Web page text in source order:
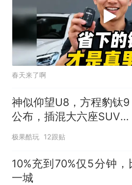
春天来了啊
神似仰望U8，方程豹钛9
公布，插混大六座SUV比
亚迪
极果酷玩 12跟贴
10%充到70%仅5分钟
一城